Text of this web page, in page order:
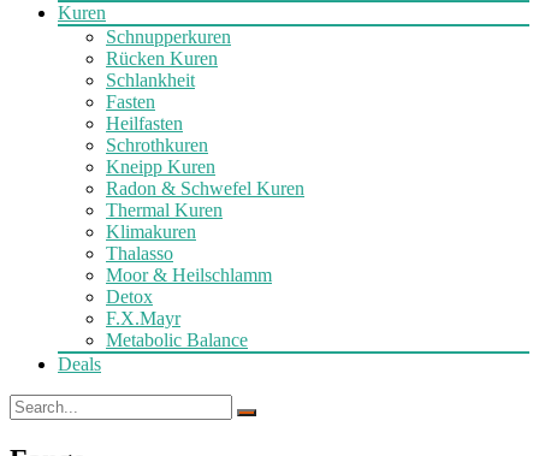
Kuren
Schnupperkuren
Rücken Kuren
Schlankheit
Fasten
Heilfasten
Schrothkuren
Kneipp Kuren
Radon & Schwefel Kuren
Thermal Kuren
Klimakuren
Thalasso
Moor & Heilschlamm
Detox
F.X.Mayr
Metabolic Balance
Deals